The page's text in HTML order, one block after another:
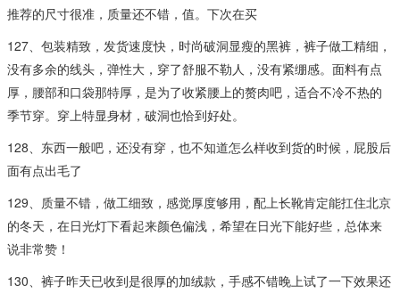
推荐的尺寸很准，质量还不错，值。下次在买
127、包装精致，发货速度快，时尚破洞显瘦的黑裤，裤子做工精细，
没有多余的线头，弹性大，穿了舒服不勒人，没有紧绷感。面料有点
厚，腰部和口袋那特厚，是为了收紧腰上的赘肉吧，适合不冷不热的
季节穿。穿上特显身材，破洞也恰到好处。
128、东西一般吧，还没有穿，也不知道怎么样收到货的时候，屁股后
面有点出毛了
129、质量不错，做工细致，感觉厚度够用，配上长靴肯定能扛住北京
的冬天，在日光灯下看起来颜色偏浅，希望在日光下能好些，总体来
说非常赞！
130、裤子昨天已收到是很厚的加绒款，手感不错晚上试了一下效果还